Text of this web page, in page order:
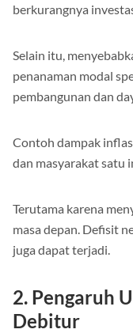
berkurangnya
Selain itu,
penanaman modal
pembangunan dan
Contoh dampak
dan masyarakat satu
Terutama karena
masa depan. Defisit
juga dapat terjadi.
2. Pengaruh
Debitur